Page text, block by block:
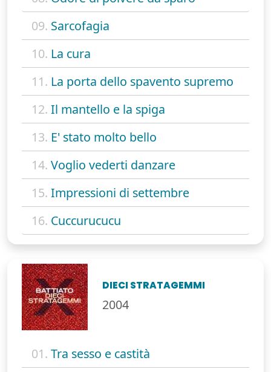
09. Sarcofagia
10. La cura
11. La porta dello spavento supremo
12. Il mantello e la spiga
13. E' stato molto bello
14. Voglio vederti danzare
15. Impressioni di settembre
16. Cuccurucucu
DIECI STRATAGEMMI
2004
01. Tra sesso e castità